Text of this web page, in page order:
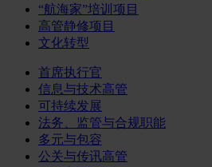
“航海家”培训项目
高管静修项目
文化转型
首席执行官
信息与技术高管
可持续发展
法务、监管与合规职能
多元与包容
公关与传讯高管